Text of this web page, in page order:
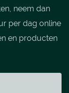
neem dan
per dag online
en producten